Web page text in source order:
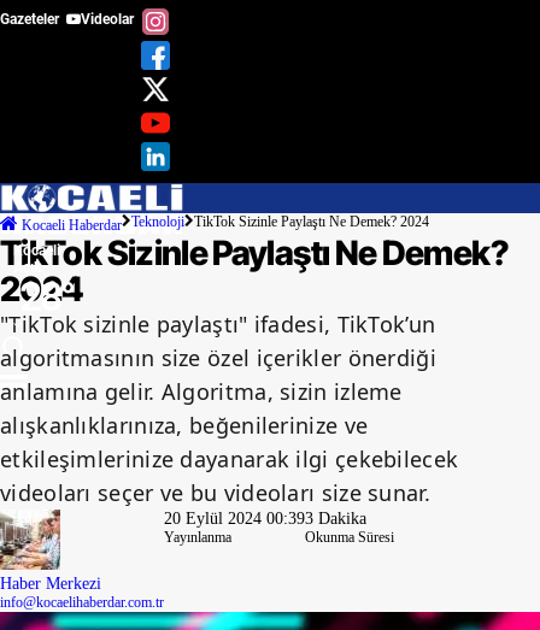
Gazeteler Videolar
Kocaeli
Açık
28°
Afyonkarahisar
Ağrı
Amasya
Ankara
Antalya
Artvin
Aydın
Balıkesir
Bilecik
Bingöl
Kocaeli Haberdar Teknoloji TikTok Sizinle Paylaştı Ne Demek? 2024
TikTok Sizinle Paylaştı Ne Demek?
2024
"TikTok sizinle paylaştı" ifadesi, TikTok’un
algoritmasının size özel içerikler önerdiği
anlamına gelir. Algoritma, sizin izleme
alışkanlıklarınıza, beğenilerinize ve
etkileşimlerinize dayanarak ilgi çekebilecek
videoları seçer ve bu videoları size sunar.
Haber Merkezi
info@kocaelihaberdar.com.tr
20 Eylül 2024 00:39
Yayınlanma
3 Dakika
Okunma Süresi